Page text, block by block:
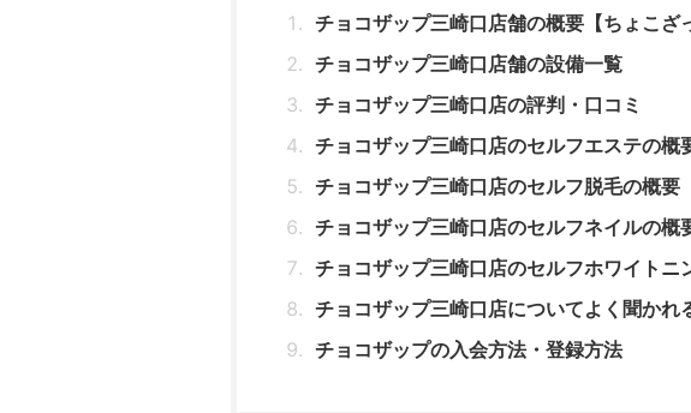
チョコザップ三崎口店舗の概要【ちょこざ
チョコザップ三崎口店舗の設備一覧
チョコザップ三崎口店の評判・口コミ
チョコザップ三崎口店のセルフエステの概
チョコザップ三崎口店のセルフ脱毛の概要
チョコザップ三崎口店のセルフネイルの概
チョコザップ三崎口店のセルフホワイトニ
チョコザップ三崎口店についてよく聞かれ
チョコザップの入会方法・登録方法